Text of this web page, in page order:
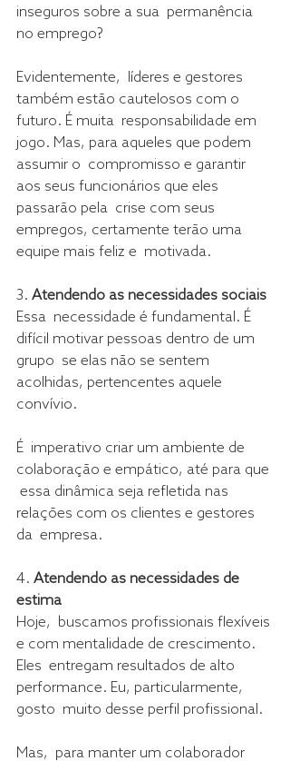
inseguros sobre a sua  permanência
no emprego?
Evidentemente,  líderes e gestores
também estão cautelosos com o
futuro. É muita  responsabilidade em
jogo. Mas, para aqueles que podem
assumir o  compromisso e garantir
aos seus funcionários que eles
passarão pela  crise com seus
empregos, certamente terão uma
equipe mais feliz e  motivada.
3. Atendendo as necessidades sociais
Essa  necessidade é fundamental. É
difícil motivar pessoas dentro de um
grupo  se elas não se sentem
acolhidas, pertencentes aquele
convívio.
É  imperativo criar um ambiente de
colaboração e empático, até para que
essa dinâmica seja refletida nas
relações com os clientes e gestores
da  empresa.
4. Atendendo as necessidades de
estima
Hoje,  buscamos profissionais flexíveis
e com mentalidade de crescimento.
Eles  entregam resultados de alto
performance. Eu, particularmente,
gosto  muito desse perfil profissional.
Mas,  para manter um colaborador